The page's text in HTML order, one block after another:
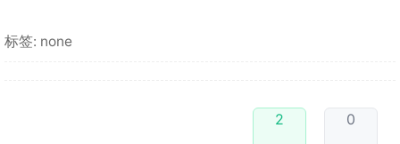
标签: none
2 0